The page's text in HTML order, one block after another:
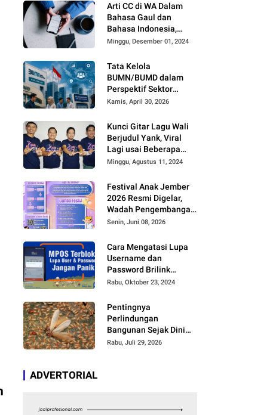
Arti CC di WA Dalam
Bahasa Gaul dan
Bahasa Indonesia,
Sering Dipakai tapi
Minggu, Desember 01, 2024
Tata Kelola
BUMN/BUMD dalam
Perspektif Sektor
Publik
Kamis, April 30, 2026
Kunci Gitar Lagu Wali
Berjudul Yank, Viral
Lagi usai Beberapa
Kreator di TikTok dan
Lagu Tersebut
Minggu, Agustus 11, 2024
Festival Anak Jember
2026 Resmi Digelar,
Wadah Pengembangan
Bakat dan Kreativitas
Senin, Juni 08, 2026
Cara Mengatasi Lupa
Username dan
Password Brilink
Mobile atau MyBRILink
Harus Membayar Jasa
Rabu, Oktober 23, 2024
Pentingnya
Perlindungan
Bangunan Sejak Dini
agar Bebas Kerusakan
Rabu, Juli 29, 2026
ADVERTORIAL